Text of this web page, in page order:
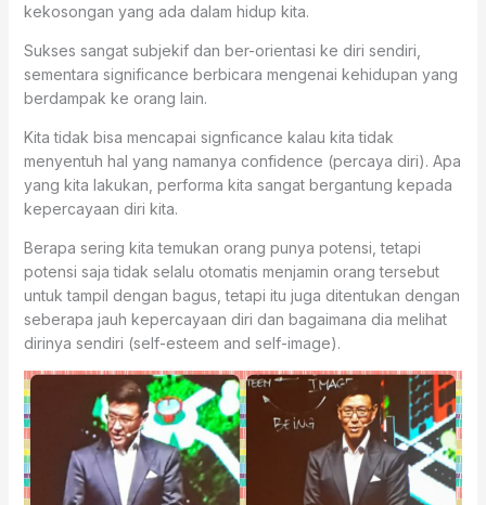
kekosongan yang ada dalam hidup kita.
Sukses sangat subjekif dan ber-orientasi ke diri sendiri,
sementara significance berbicara mengenai kehidupan yang
berdampak ke orang lain.
Kita tidak bisa mencapai signficance kalau kita tidak
menyentuh hal yang namanya confidence (percaya diri). Apa
yang kita lakukan, performa kita sangat bergantung kepada
kepercayaan diri kita.
Berapa sering kita temukan orang punya potensi, tetapi
potensi saja tidak selalu otomatis menjamin orang tersebut
untuk tampil dengan bagus, tetapi itu juga ditentukan dengan
seberapa jauh kepercayaan diri dan bagaimana dia melihat
dirinya sendiri (self-esteem and self-image).